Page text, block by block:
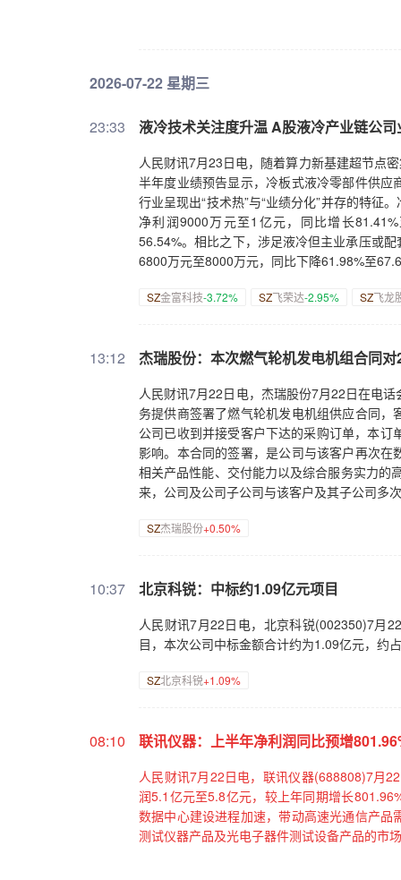
亚晨也在会上感谢了包括曦智科技在内的业
都已经进行了相互技术验证，凸显在scale-up
础设施的升级。”沈亦晨表示。
2026-07-22 星期三
23:33 液冷技术关注度升温 A股液冷产业链公
人民财讯7月23日电，随着算力新基建超节点
半年度业绩预告显示，冷板式液冷零部件供
行业呈现出“技术热”与“业绩分化”并存的特征
净利润9000万元至1亿元，同比增长
56.54%。相比之下，涉足液冷但主业承压或
6800万元至8000万元，同比下降61.98%至
SZ金富科技-3.72% SZ飞荣达-2.95% SZ飞龙
13:12 杰瑞股份：本次燃气轮机发电机组合同
人民财讯7月22日电，杰瑞股份7月22日在电
务提供商签署了燃气轮机发电机组供应合同
公司已收到并接受客户下达的采购订单，本
影响。本合同的签署，是公司与该客户再次
相关产品性能、交付能力以及综合服务实力的
来，公司及公司子公司与该客户及其子公司多
SZ杰瑞股份+0.50%
10:37 北京科锐：中标约1.09亿元项目
人民财讯7月22日电，北京科锐(002350)7月
目，本次公司中标金额合计约为1.09亿元，约
SZ北京科锐+1.09%
08:10 联讯仪器：上半年净利润同比预增
人民财讯7月22日电，联讯仪器(688808)7月
润5.1亿元至5.8亿元，较上年同期增长
数据中心建设进程加速，带动高速光通信产
测试仪器产品及光电子器件测试设备产品的市